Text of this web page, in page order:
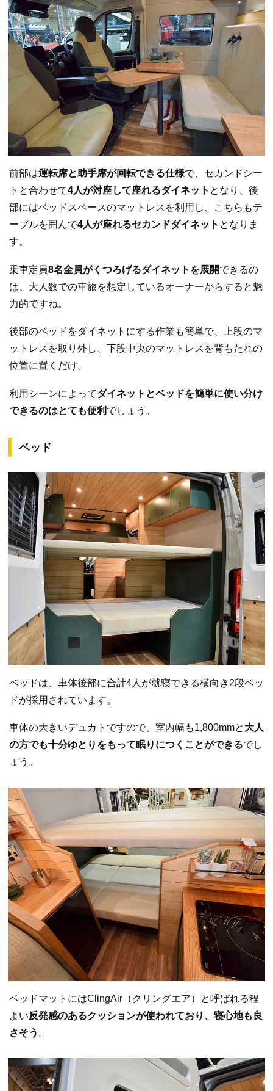
前部は運転席と助手席が回転できる仕様で、セカンドシー
トと合わせて4人が対座して座れるダイネット となり、後
部にはベッドスペースのマットレスを利用し、こちらもテ
ーブルを囲んで4人が座れるセカンドダイネット となりま
す。
乗車定員8名全員がくつろげるダイネットを展開できるの
は、大人数での車旅を想定しているオーナーからすると魅
力的ですね。
後部のベッドをダイネットにする作業も簡単で、上段のマ
ットレスを取り外し、下段中央のマットレスを背もたれの
位置に置くだけ。
利用シーンによってダイネットとベッドを簡単に使い分け
できるのはとても便利 でしょう。
ベッド
ベッドは、車体後部に合計4人が就寝できる横向き2段ベッ
ドが採用されています。
車体の大きいデュカトですので、室内幅も1,800mmと 大人
の方でも十分ゆとりをもって眠りにつくことができるでし
ょう。
ベッドマットにはClingAir（クリングエア）と呼ばれる程
よい反発感のあるクッションが使われており、寝心地も良
さそう 。